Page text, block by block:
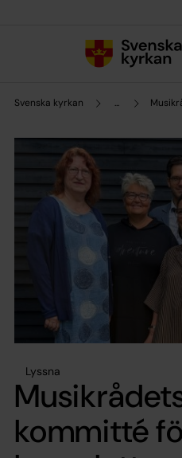
Svenska kyrkan ...
Lyssna
kommitté